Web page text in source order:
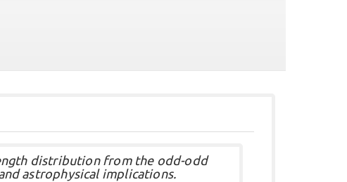
distribution from the odd-odd
astrophysical implications.